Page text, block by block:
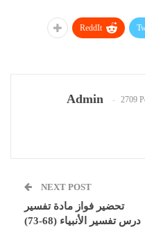
ReddIt
Admin 2709
NEXT POST
تحضير فواز مادة تفسير
درس تفسير الأنبياء (68-73)